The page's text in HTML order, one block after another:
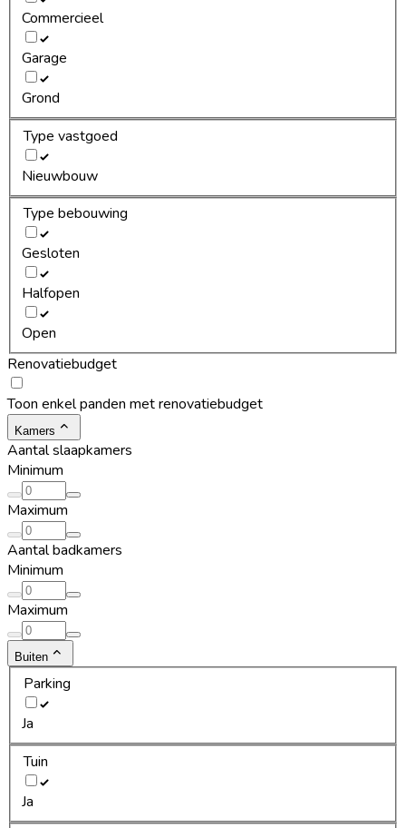
Commercieel
Garage
Grond
Type vastgoed
Nieuwbouw
Type bebouwing
Gesloten
Halfopen
Open
Renovatiebudget
Toon enkel panden met renovatiebudget
Kamers
Aantal slaapkamers
Minimum
Maximum
Aantal badkamers
Minimum
Maximum
Buiten
Parking
Ja
Tuin
Ja